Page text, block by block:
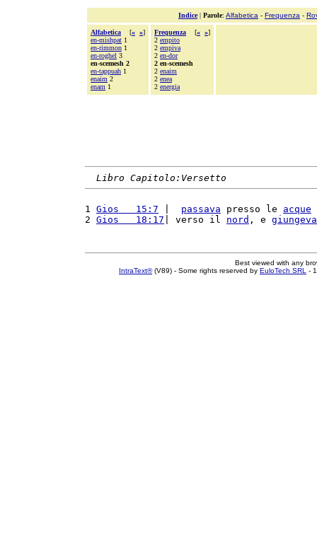
Indice| Parole: Alfabetica - Frequenza -
Alfabetica [« »]
en-mishpat 1
en-rimmon 1
en-roghel 3
en-scemesh 2
en-tappuah 1
enaim 2
enam 1
Frequenza [« »]
2 empito
2 empiva
2 en-dor
2 en-scemesh
2 enaim
2 enea
2 energia
Libro Capitolo:Versetto
1 Gios   15:7 passava presso le acque
2 Gios   18:17 | verso il nord , e giungeva
Best viewed with any
IntraText®(V89) - Some rights reserved by EuloTech SRL -